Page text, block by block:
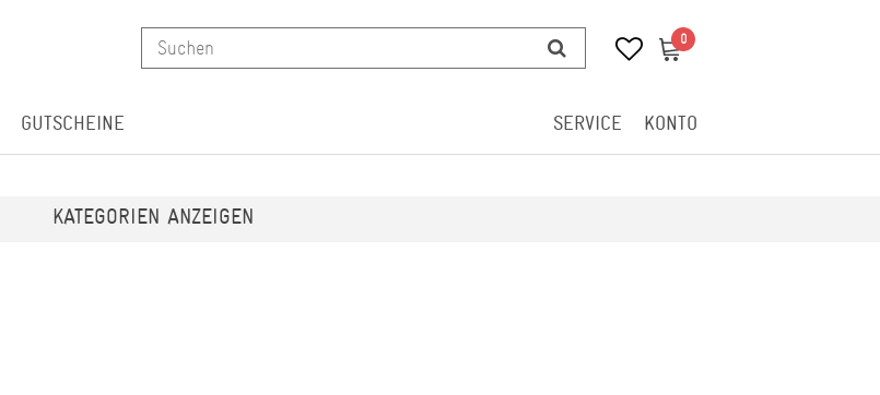
0 0
GUTSCHEINE SERVICE KONTO
KATEGORIEN ANZEIGEN